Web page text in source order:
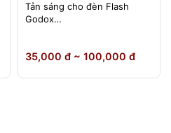
Tản sáng cho đèn Flash
Godox
860III, Yongnuo 560II/565EX,
35,000 đ ~ 100,000 đ